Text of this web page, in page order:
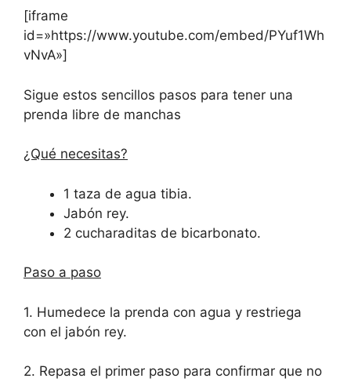
[iframe
id=»https://www.youtube.com/embed/PYuf1Wh
vNvA»]
Sigue estos sencillos pasos para tener una
prenda libre de manchas
¿Qué necesitas?
1 taza de agua tibia.
Jabón rey.
2 cucharaditas de bicarbonato.
Paso a paso
1. Humedece la prenda con agua y restriega
con el jabón rey.
2. Repasa el primer paso para confirmar que no